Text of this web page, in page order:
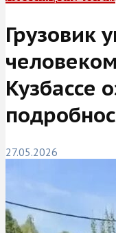
Грузовик
Кузбассе
27.05.2026